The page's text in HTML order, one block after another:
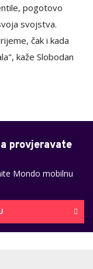
pogotovo
svojstva.
čak i kada
kaže Slobodan
provjeravate
Mondo mobilnu